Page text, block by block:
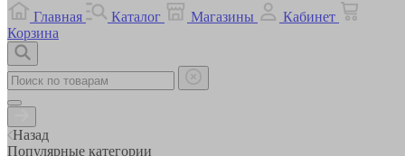
Главная
Каталог Магазины
Кабинет
Корзина
Назад
Популярные категории